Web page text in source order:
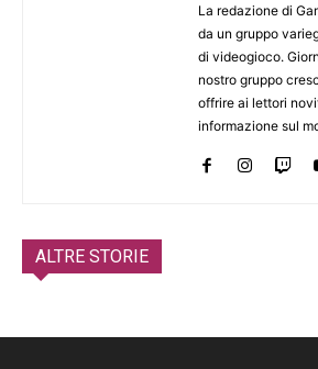
La redazione di
da un gruppo
di videogioco.
nostro gruppo
offrire ai lettori
informazione sul
ALTRE STORIE